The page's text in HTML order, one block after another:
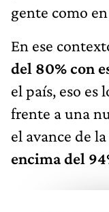
gente como
En ese
del 80% con
el país, eso es
frente a una
el avance de
encima del